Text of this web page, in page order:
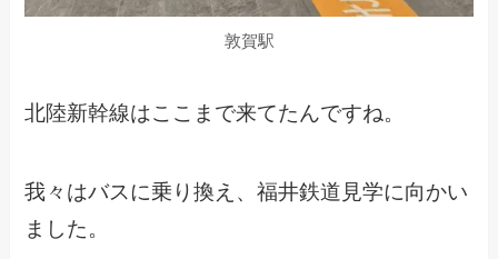
敦賀駅
北陸新幹線はここまで来てたんですね。
我々はバスに乗り換え、福井鉄道見学に向かい
ました。